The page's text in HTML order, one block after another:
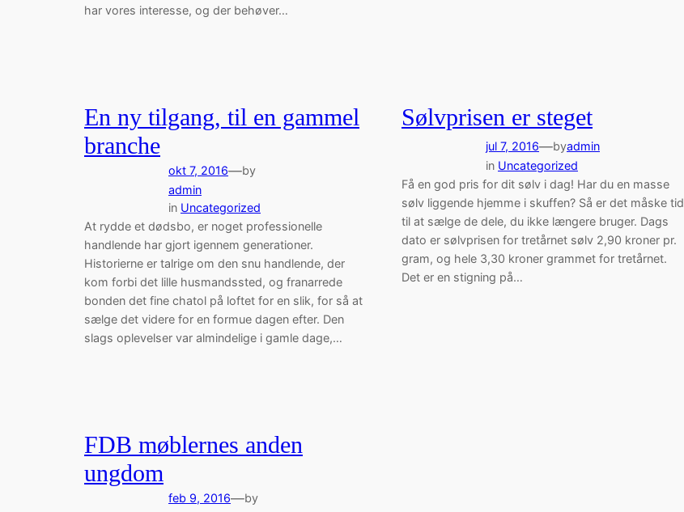
har vores interesse, og der behøver…
En ny tilgang, til en gammel
branche
okt 7, 2016—by
admin
in Uncategorized
At rydde et dødsbo, er noget professionelle
handlende har gjort igennem generationer.
Historierne er talrige om den snu handlende, der
kom forbi det lille husmandssted, og franarrede
bonden det fine chatol på loftet for en slik, for så at
sælge det videre for en formue dagen efter. Den
slags oplevelser var almindelige i gamle dage,…
Sølvprisen er steget
jul 7, 2016—byadmin
in Uncategorized
Få en god pris for dit sølv i dag! Har du en masse
sølv liggende hjemme i skuffen? Så er det måske tid
til at sælge de dele, du ikke længere bruger. Dags
dato er sølvprisen for tretårnet sølv 2,90 kroner pr.
gram, og hele 3,30 kroner grammet for tretårnet.
Det er en stigning på…
FDB møblernes anden
ungdom
feb 9, 2016—by